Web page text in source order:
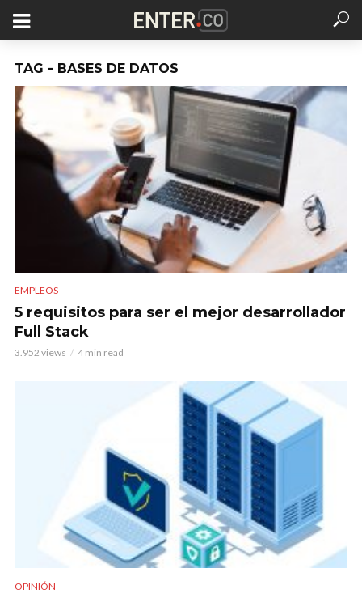
TAG - BASES DE DATOS
EMPLEOS
5 requisitos para ser el mejor desarrollador
Full Stack
3.952 views 4 min read
OPINIÓN